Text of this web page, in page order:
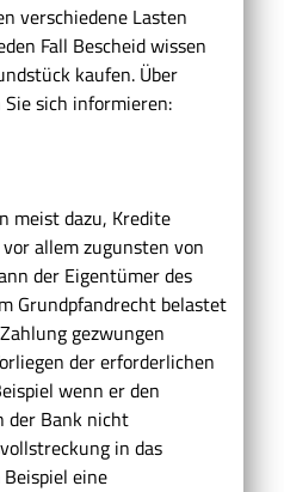
verschiedene Lasten
Fall Bescheid wissen
kaufen. Über
sich informieren:
meist dazu, Kredite
allem zugunsten von
der Eigentümer des
Grundpfandrecht belastet
gezwungen
der erforderlichen
wenn er den
der Bank nicht
in das
eine